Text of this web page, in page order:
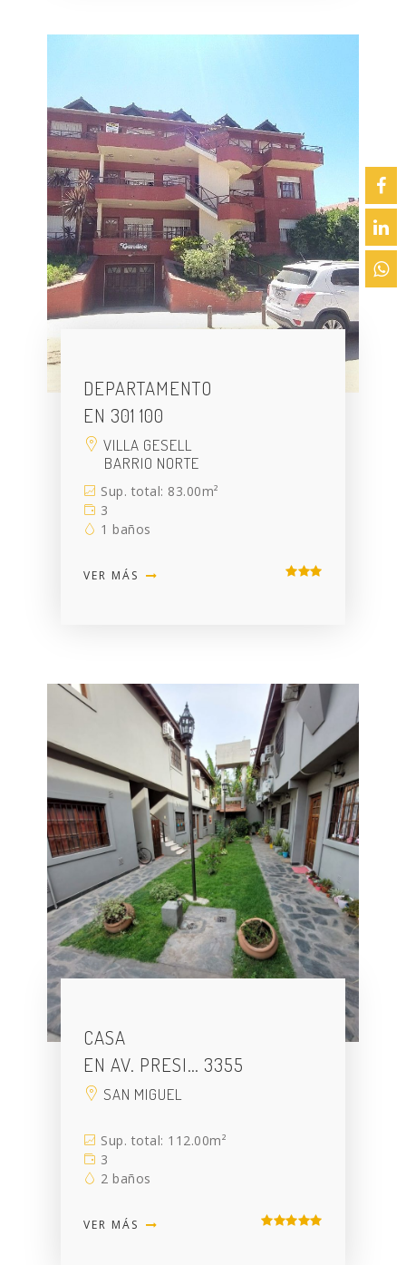
DEPARTAMENTO
EN 301 100
VILLA GESELL
BARRIO NORTE
Sup. total: 83.00m²
3
1 baños
VER MÁS
CASA
EN AV. PRESI… 3355
SAN MIGUEL
Sup. total: 112.00m²
3
2 baños
VER MÁS